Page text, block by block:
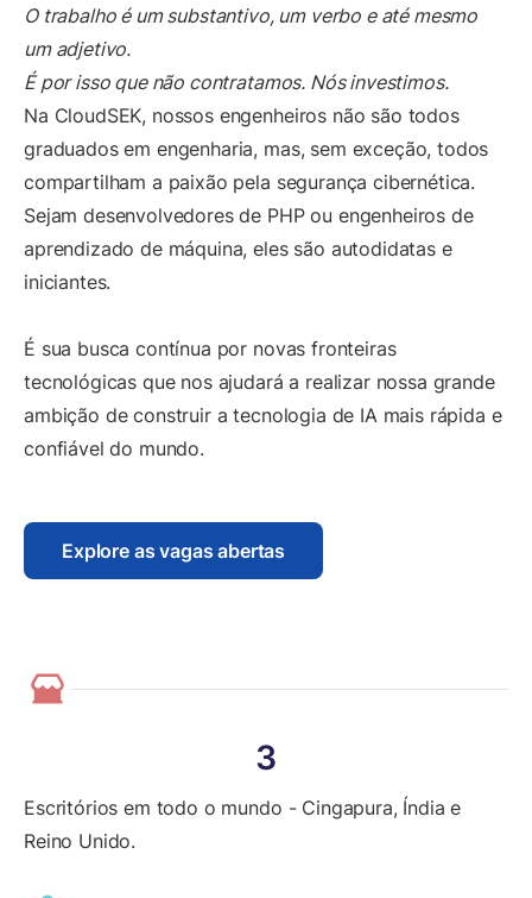
O trabalho é um substantivo, um verbo e até mesmo
um adjetivo.
É por isso que não contratamos. Nós investimos.
Na CloudSEK, nossos engenheiros não são todos
graduados em engenharia, mas, sem exceção, todos
compartilham a paixão pela segurança cibernética.
Sejam desenvolvedores de PHP ou engenheiros de
aprendizado de máquina, eles são autodidatas e
iniciantes.
É sua busca contínua por novas fronteiras
tecnológicas que nos ajudará a realizar nossa grande
ambição de construir a tecnologia de IA mais rápida e
confiável do mundo.
Explore as vagas abertas
3
Escritórios em todo o mundo - Cingapura, Índia e
Reino Unido.